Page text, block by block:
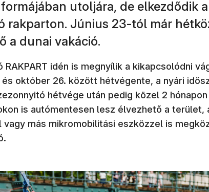
utoljára, de elkezdődik
rakparton. Június 23-tól már
a dunai vakáció.
RAKPART idén is megnyílik a kikapcsolódni
és október 26. között hétvégente, a nyári
hétvége után pedig közel 2
is autómentesen lesz élvezhető a terület,
vagy más mikromobilitási eszközzel is